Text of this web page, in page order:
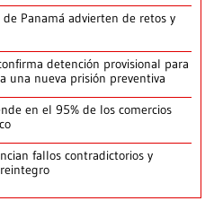
Panamá advierten de retos y
detención provisional para
una nueva prisión preventiva
en el 95% de los comercios
fallos contradictorios y